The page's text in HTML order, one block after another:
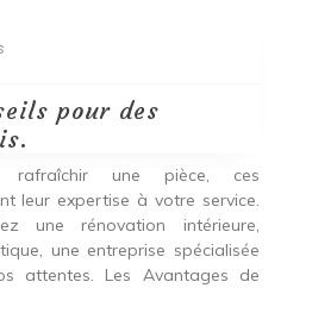
pour des
rafraîchir une pièce, ces
leur expertise à votre service.
une rénovation intérieure,
une entreprise spécialisée
attentes. Les Avantages de